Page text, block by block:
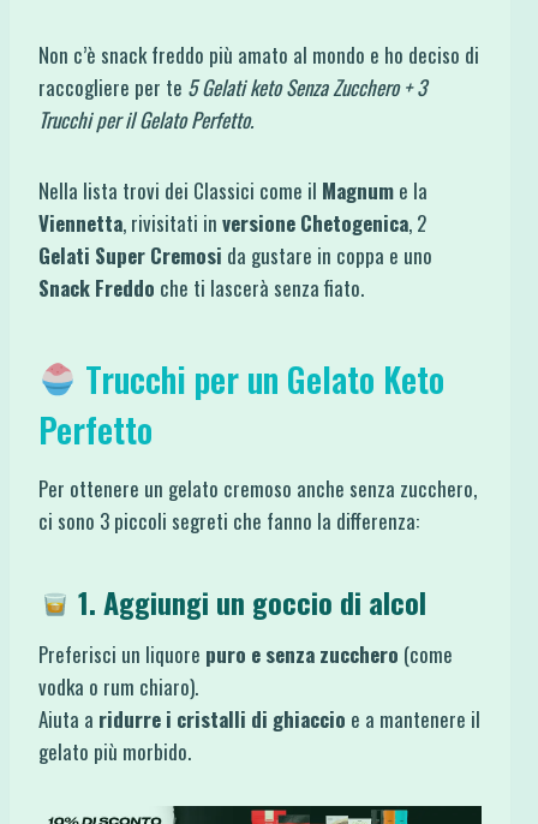
Non c’è snack freddo più amato al mondo e ho deciso di
raccogliere per te 5 Gelati keto Senza Zucchero + 3
Trucchi per il Gelato Perfetto.
Nella lista trovi dei Classici come il Magnum e la
Viennetta, rivisitati in versione Chetogenica, 2
Gelati Super Cremosi da gustare in coppa e uno
Snack Freddo che ti lascerà senza fiato.
Trucchi per un Gelato Keto
Perfetto
Per ottenere un gelato cremoso anche senza zucchero,
ci sono 3 piccoli segreti che fanno la differenza:
1. Aggiungi un goccio di alcol
Preferisci un liquore puro e senza zucchero (come
vodka o rum chiaro).
Aiuta a ridurre i cristalli di ghiaccio e a mantenere il
gelato più morbido.